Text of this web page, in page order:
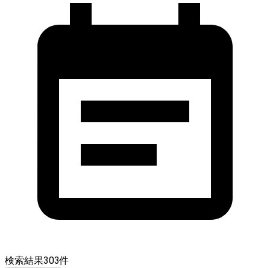
検索結果303件